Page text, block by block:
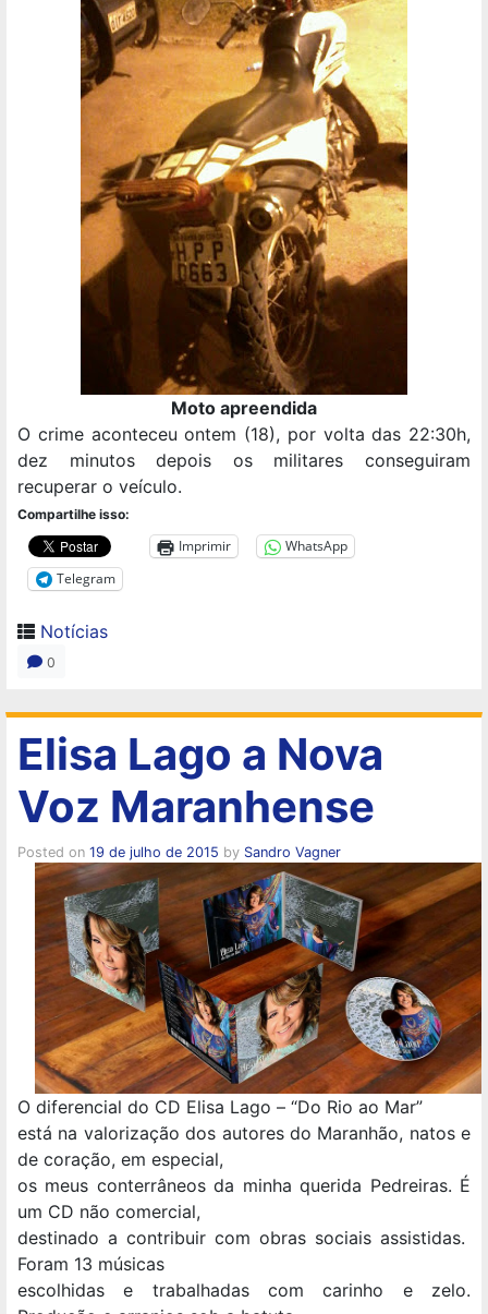
Moto apreendida
O crime aconteceu ontem (18), por volta das 22:30h,
dez minutos depois os militares conseguiram
recuperar o veículo.
Compartilhe isso:
Imprimir
WhatsApp
Telegram
Notícias
0
Elisa Lago a Nova
Voz Maranhense
Posted on 19 de julho de 2015 by Sandro Vagner
O diferencial do CD Elisa Lago – “Do Rio ao Mar”
está na valorização dos autores do Maranhão, natos e
de coração, em especial,
os meus conterrâneos da minha querida Pedreiras. É
um CD não comercial,
destinado a contribuir com obras sociais assistidas.
Foram 13 músicas
escolhidas e trabalhadas com carinho e zelo.